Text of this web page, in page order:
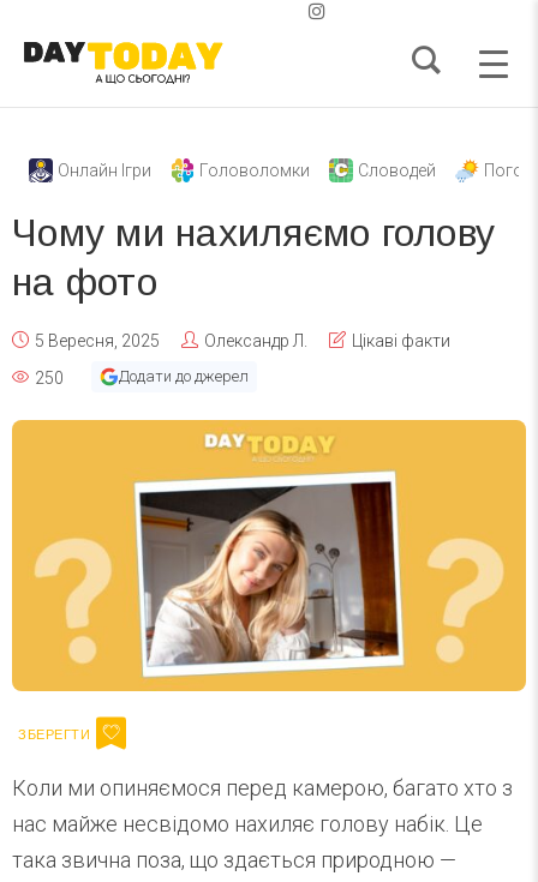
Онлайн Ігри Головоломки Словодей
Чому ми нахиляємо голову
на фото
5 Вересня, 2025 Олександр Л.
Цікаві факти
250
Додати до джерел
Коли ми опиняємося перед камерою, багато хто з
нас майже несвідомо нахиляє голову набік. Це
така звична поза, що здається природною —